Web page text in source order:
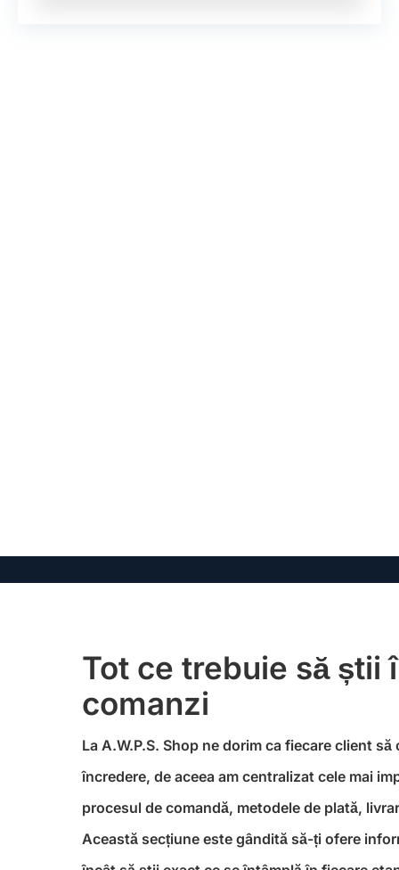
Tot ce trebuie să știi
comanzi
La A.W.P.S. Shop ne dorim ca fiecare client
încredere, de aceea am centralizat cele mai
procesul de comandă, metodele de plată,
Această secțiune este gândită să-ți ofere